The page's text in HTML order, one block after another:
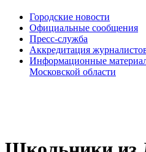
Городские новости
Официальные сообщения
Пресс-служба
Аккредитация
Информационные
Московской области